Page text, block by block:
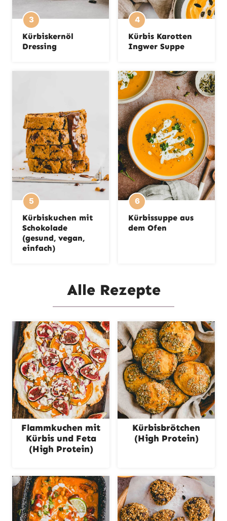
Kürbiskernöl
Dressing
Kürbis Karotten
Ingwer Suppe
Kürbiskuchen mit
Schokolade
(gesund, vegan,
einfach)
Kürbissuppe aus
dem Ofen
Alle Rezepte
Flammkuchen mit
Kürbis und Feta
(High Protein)
Kürbisbrötchen
(High Protein)